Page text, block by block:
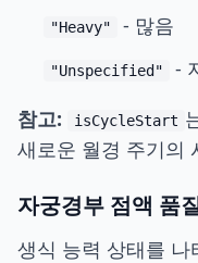
"Heavy" - 많음
"Unspecified"
-
참고:
isCycleStart
새로운 월경 주기의
자궁경부 점액 품
생식 능력 상태를 나